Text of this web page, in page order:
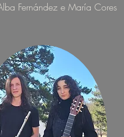
Fernández e María Cores